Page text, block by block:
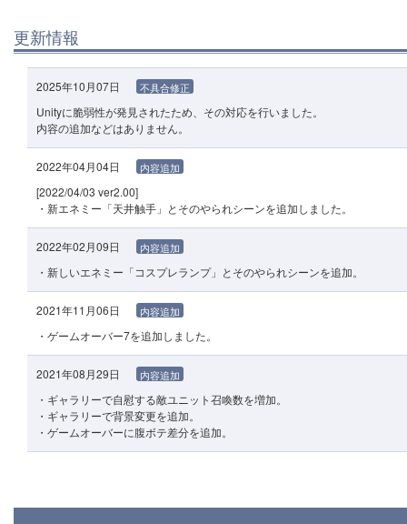
更新情報
2025年10月07日 不具合修正
Unityに脆弱性が発見されたため、その対応を行いました。
内容の追加などはありません。
2022年04月04日 内容追加
[2022/04/03 ver2.00]
・新エネミー「天井触手」とそのやられシーンを追加しました。
2022年02月09日 内容追加
・新しいエネミー「コスプレランプ」とそのやられシーンを追加。
2021年11月06日 内容追加
・ゲームオーバー7を追加しました。
2021年08月29日 内容追加
・ギャラリーで自慰する敵ユニット召喚数を増加。
・ギャラリーで背景変更を追加。
・ゲームオーバーに腹ボテ差分を追加。